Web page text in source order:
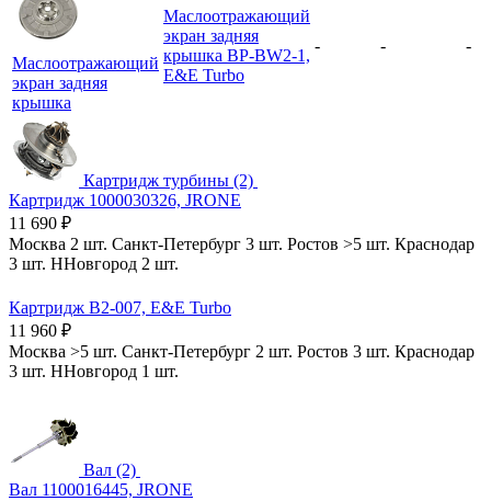
Маслоотражающий
экран задняя
крышка
Маслоотражающий
экран задняя
крышка BP-BW2-1,
E&E Turbo
- - -
Картридж турбины (2)
Картридж 1000030326, JRONE
11 690 ₽
Москва 2 шт. Санкт-Петербург 3 шт. Ростов >5 шт. Краснодар
3 шт. ННовгород 2 шт.
Картридж B2-007, E&E Turbo
11 960 ₽
Москва >5 шт. Санкт-Петербург 2 шт. Ростов 3 шт. Краснодар
3 шт. ННовгород 1 шт.
Вал (2)
Вал 1100016445, JRONE